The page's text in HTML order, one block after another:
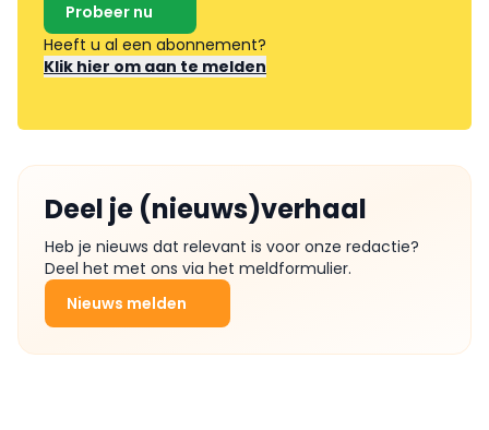
Probeer nu
Heeft u al een abonnement?
Klik hier om aan te melden
Deel je (nieuws)verhaal
Heb je nieuws dat relevant is voor onze redactie?
Deel het met ons via het meldformulier.
Nieuws melden